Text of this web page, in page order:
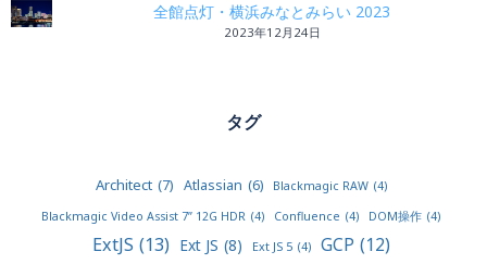
全館点灯・横浜みなとみらい 2023
2023年12月24日
タグ
Architect (7) Atlassian (6) Blackmagic RAW (4)
Blackmagic Video Assist 7” 12G HDR (4) Confluence (4) DOM操作 (4)
ExtJS (13) Ext JS (8) Ext JS 5 (4) GCP (12)